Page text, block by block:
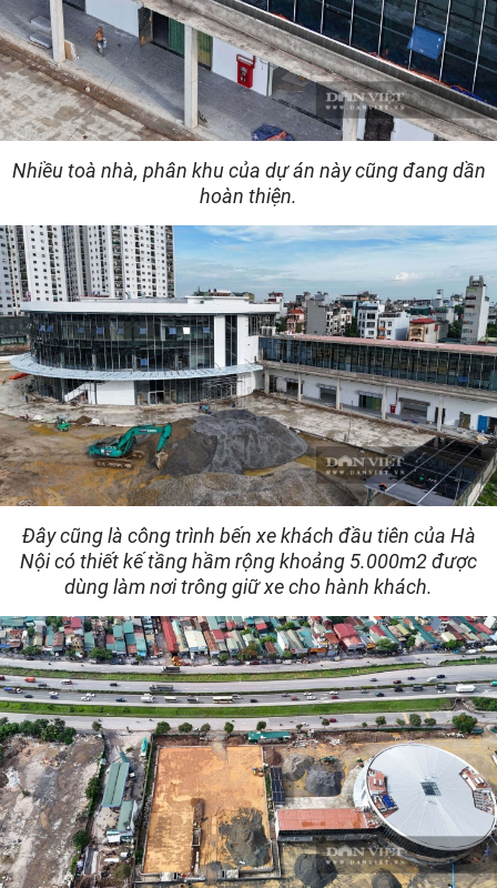
Nhiều toà nhà, phân khu của dự án này cũng đang dần
hoàn thiện.
Đây cũng là công trình bến xe khách đầu tiên của Hà
Nội có thiết kế tầng hầm rộng khoảng 5.000m2 được
dùng làm nơi trông giữ xe cho hành khách.